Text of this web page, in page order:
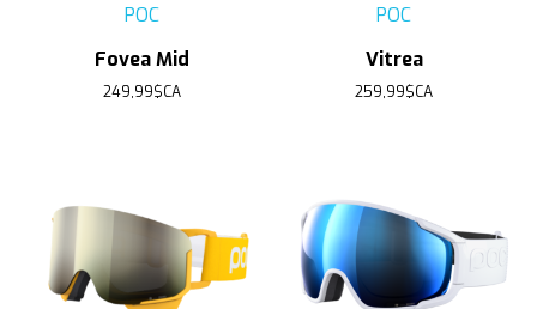
POC
Fovea Mid
249,99$CA
POC
Vitrea
259,99$CA